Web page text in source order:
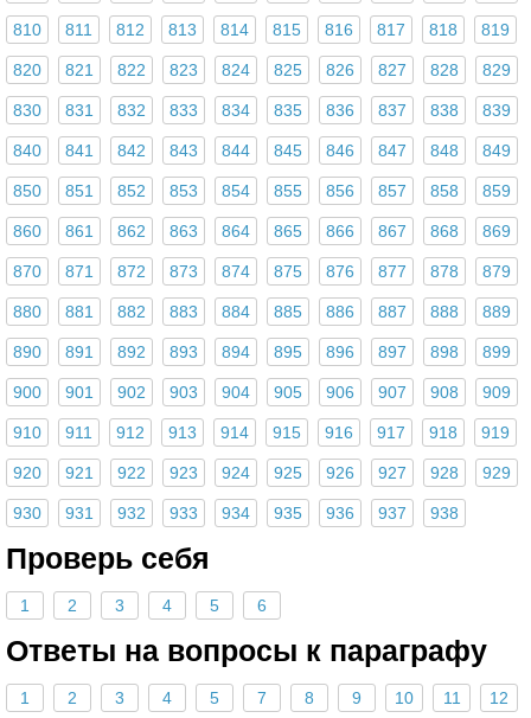
810 811 812 813 814 815 816 817 818 819
820 821 822 823 824 825 826 827 828 829
830 831 832 833 834 835 836 837 838 839
840 841 842 843 844 845 846 847 848 849
850 851 852 853 854 855 856 857 858 859
860 861 862 863 864 865 866 867 868 869
870 871 872 873 874 875 876 877 878 879
880 881 882 883 884 885 886 887 888 889
890 891 892 893 894 895 896 897 898 899
900 901 902 903 904 905 906 907 908 909
910 911 912 913 914 915 916 917 918 919
920 921 922 923 924 925 926 927 928 929
930 931 932 933 934 935 936 937 938
Проверь себя
1 2 3 4 5 6
Ответы на вопросы к параграфу
1 2 3 4 5 7 8 9 10 11 12